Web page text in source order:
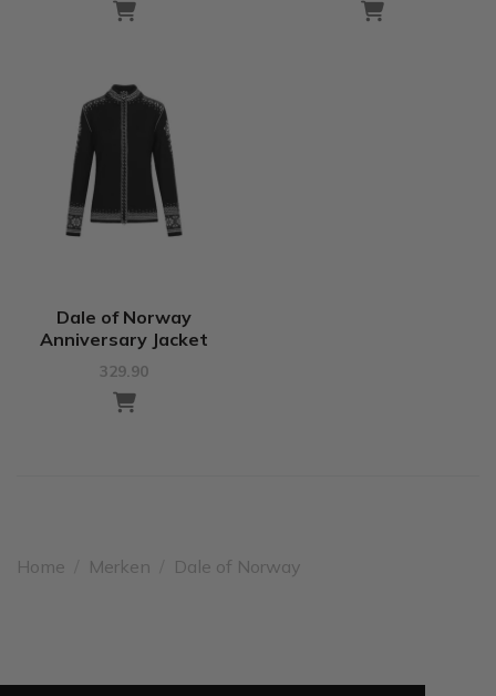
Dale of Norway
Anniversary Jacket
329.90
Home Merken Dale of Norway